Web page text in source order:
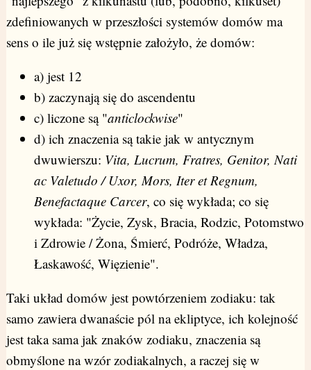
zdefiniowanych w przeszłości systemów domów ma
sens o ile już się wstępnie założyło, że domów:
a) jest 12
b) zaczynają się do ascendentu
c) liczone są "anticlockwise"
d) ich znaczenia są takie jak w antycznym
dwuwierszu: Vita, Lucrum, Fratres, Genitor, Nati
ac Valetudo / Uxor, Mors, Iter et Regnum,
Benefactaque Carcer, co się wykłada; co się
wykłada: "Życie, Zysk, Bracia, Rodzic, Potomstwo
i Zdrowie / Żona, Śmierć, Podróże, Władza,
Łaskawość, Więzienie".
Taki układ domów jest powtórzeniem zodiaku: tak
samo zawiera dwanaście pól na ekliptyce, ich kolejność
jest taka sama jak znaków zodiaku, znaczenia są
obmyślone na wzór zodiakalnych, a raczej się w